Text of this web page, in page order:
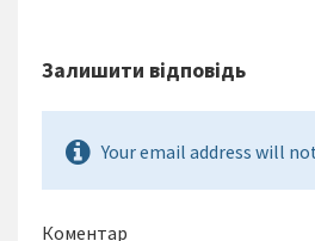
Залишити відповідь
Your email address will
Коментар